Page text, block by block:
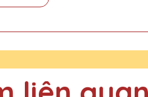
tượng với chất lượng và thiết kế